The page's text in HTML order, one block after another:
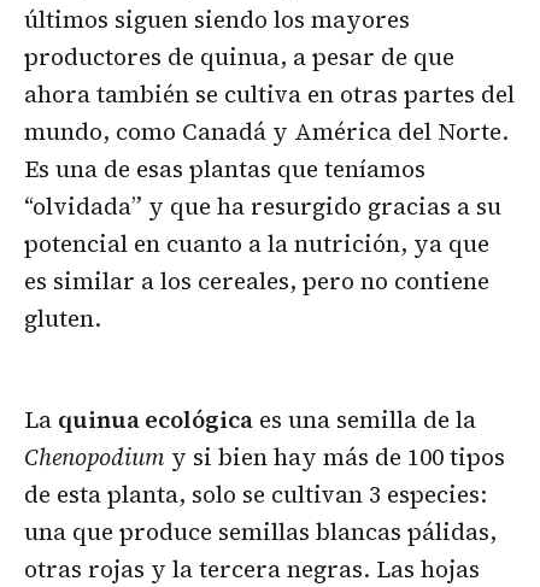
últimos siguen siendo los mayores
productores de quinua, a pesar de que
ahora también se cultiva en otras partes del
mundo, como Canadá y América del Norte.
Es una de esas plantas que teníamos
“olvidada” y que ha resurgido gracias a su
potencial en cuanto a la nutrición, ya que
es similar a los cereales, pero no contiene
gluten.
La quinua ecológica es una semilla de la
Chenopodium y si bien hay más de 100 tipos
de esta planta, solo se cultivan 3 especies:
una que produce semillas blancas pálidas,
otras rojas y la tercera negras. Las hojas